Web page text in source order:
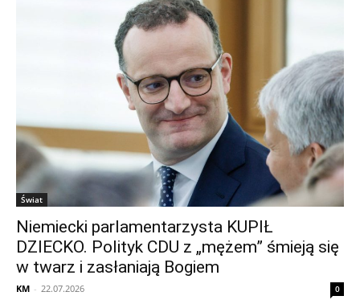
Świat
Niemiecki parlamentarzysta KUPIŁ
DZIECKO. Polityk CDU z „mężem” śmieją się
w twarz i zasłaniają Bogiem
KM - 22.07.2026 0